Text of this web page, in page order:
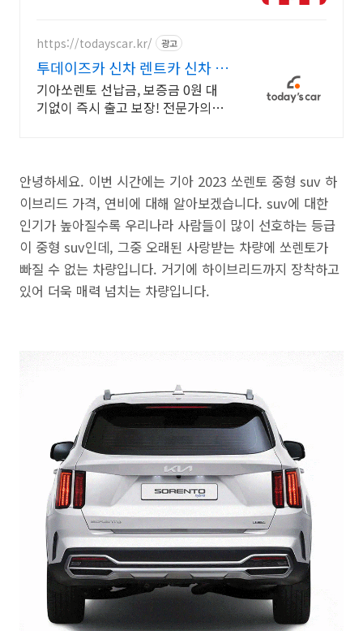
으로 더 저렴한 견적!
https://todayscar.kr/ 광고
투데이즈카 신차 렌트카 신차 장
기렌트 특가
기아쏘렌토 선납금, 보증금 0원 대
기없이 즉시 출고 보장! 전문가의
안녕하세요. 이번 시간에는 기아 2023 쏘렌토 중형 suv 하
이브리드 가격, 연비에 대해 알아보겠습니다. suv에 대한
인기가 높아질수록 우리나라 사람들이 많이 선호하는 등급
이 중형 suv인데, 그중 오래된 사랑받는 차량에 쏘렌토가
빠질 수 없는 차량입니다. 거기에 하이브리드까지 장착하고
있어 더욱 매력 넘치는 차량입니다.